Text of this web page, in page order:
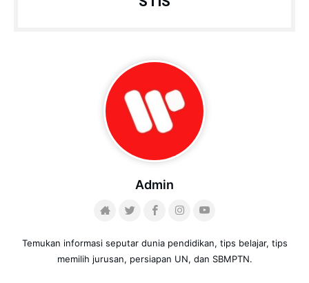
Admin
Temukan informasi seputar dunia pendidikan, tips belajar, tips
memilih jurusan, persiapan UN, dan SBMPTN.